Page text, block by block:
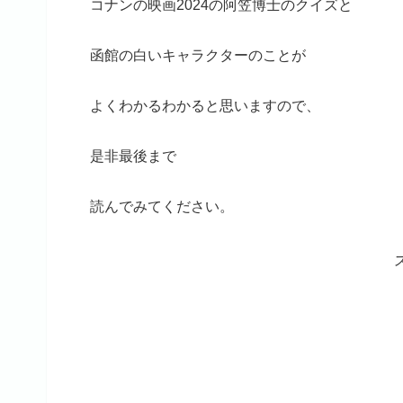
コナンの映画2024の阿笠博士のクイズと
函館の白いキャラクターのことが
よくわかるわかると思いますので、
是非最後まで
読んでみてください。